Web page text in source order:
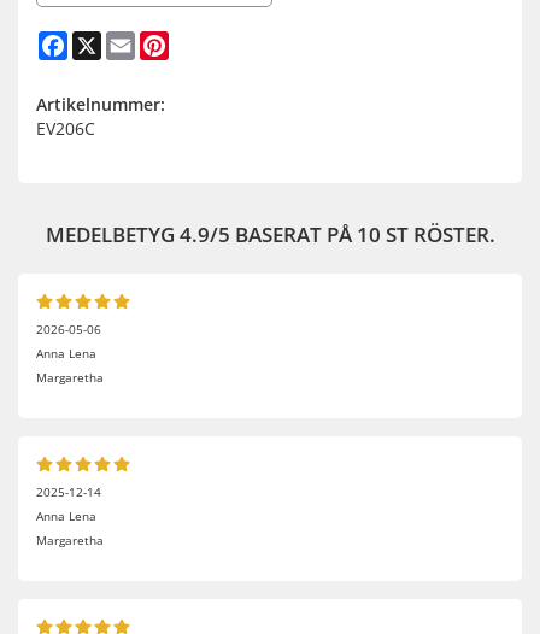
Facebook
X Email
Artikelnummer:
EV206C
MEDELBETYG 4.9/5 BASERAT PÅ 10 ST RÖSTER.
2026-05-06
Anna Lena
Margaretha
2025-12-14
Anna Lena
Margaretha